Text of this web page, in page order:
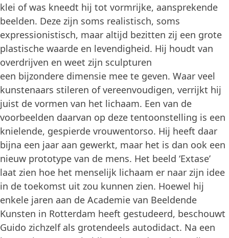
klei of was kneedt hij tot vormrijke, aansprekende
beelden. Deze zijn soms realistisch, soms
expressionistisch, maar altijd bezitten zij een grote
plastische waarde en levendigheid. Hij houdt van
overdrijven en weet zijn sculpturen
een bijzondere dimensie mee te geven. Waar veel
kunstenaars stileren of vereenvoudigen, verrijkt hij
juist de vormen van het lichaam. Een van de
voorbeelden daarvan op deze tentoonstelling is een
knielende, gespierde vrouwentorso. Hij heeft daar
bijna een jaar aan gewerkt, maar het is dan ook een
nieuw prototype van de mens. Het beeld ‘Extase’
laat zien hoe het menselijk lichaam er naar zijn idee
in de toekomst uit zou kunnen zien. Hoewel hij
enkele jaren aan de Academie van Beeldende
Kunsten in Rotterdam heeft gestudeerd, beschouwt
Guido zichzelf als grotendeels autodidact. Na een